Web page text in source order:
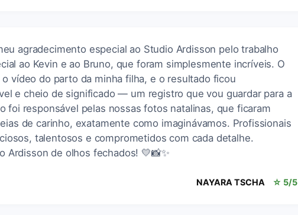
agradecimento especial ao Studio Ardisson pelo trabalho
ao Kevin e ao Bruno, que foram simplesmente incríveis. O
vídeo do parto da minha filha, e o resultado ficou
e cheio de significado — um registro que vou guardar para a
foi responsável pelas nossas fotos natalinas, que ficaram
de carinho, exatamente como imaginávamos. Profissionais
talentosos e comprometidos com cada detalhe.
Ardisson de olhos fechados! 💛📸✨
NAYARA TSCHA ☆ 5/5